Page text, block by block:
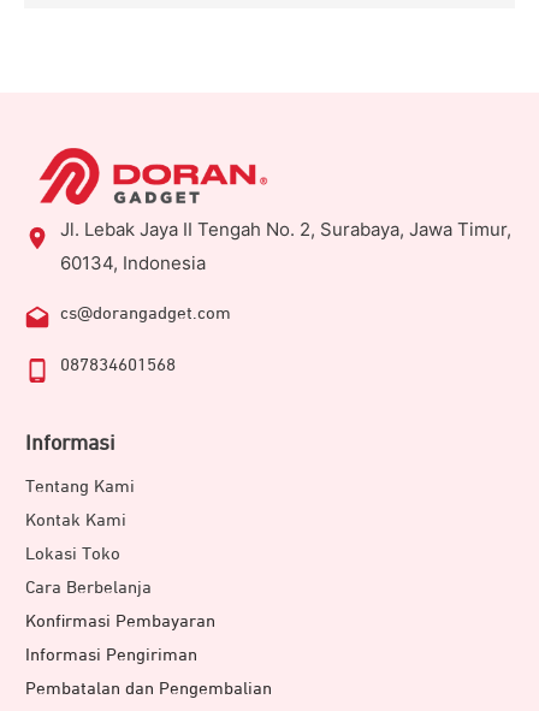
Jl. Lebak Jaya II Tengah No. 2, Surabaya, Jawa Timur,
60134, Indonesia
cs@dorangadget.com
087834601568
Informasi
Tentang Kami
Kontak Kami
Lokasi Toko
Cara Berbelanja
Konfirmasi Pembayaran
Informasi Pengiriman
Pembatalan dan Pengembalian